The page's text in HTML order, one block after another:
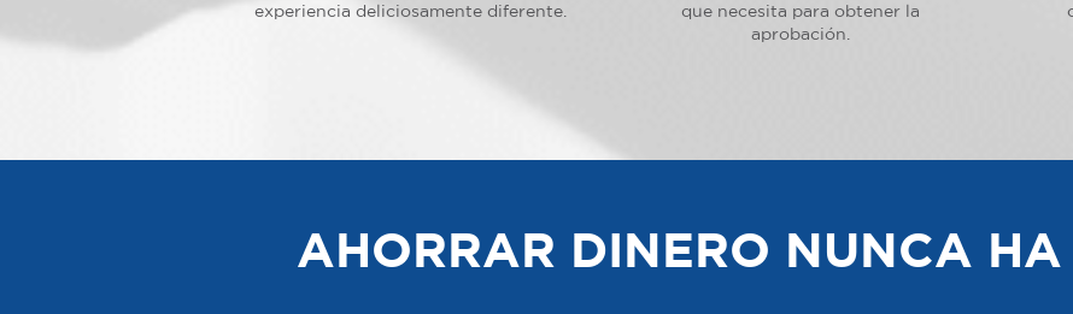
experiencia deliciosamente diferente.
que necesita para obtener la
aprobación.
AHORRAR DINERO NUNCA HA